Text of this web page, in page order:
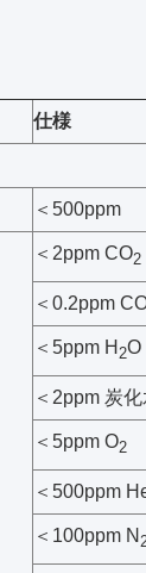
仕様
＜500ppm
＜2ppm CO2
＜0.2ppm
＜5ppm H 2O
＜2ppm 炭
＜5ppm O2
＜500ppm
＜100ppm N